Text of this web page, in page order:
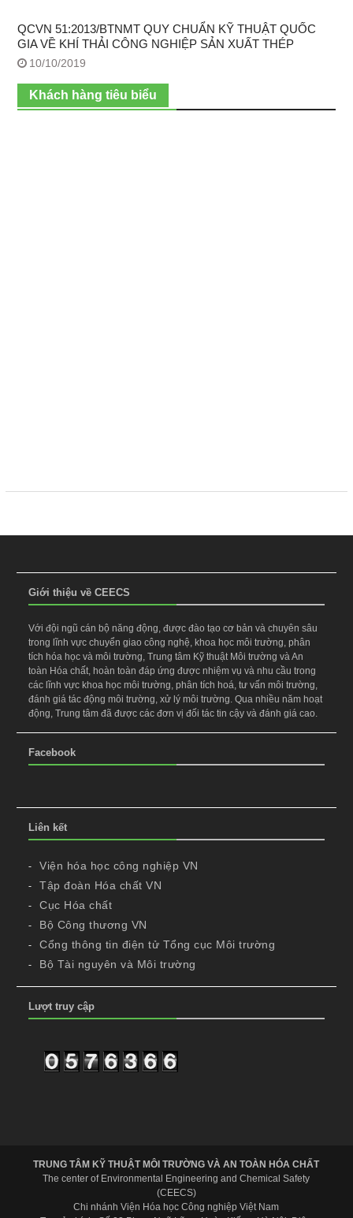
QCVN 51:2013/BTNMT QUY CHUẨN KỸ THUẬT QUỐC
GIA VỀ KHÍ THẢI CÔNG NGHIỆP SẢN XUẤT THÉP
10/10/2019
Khách hàng tiêu biểu
Giới thiệu về CEECS
Với đội ngũ cán bộ năng động, được đào tạo cơ bản và chuyên sâu
trong lĩnh vực chuyển giao công nghệ, khoa học môi trường, phân
tích hóa học và môi trường, Trung tâm Kỹ thuật Môi trường và An
toàn Hóa chất, hoàn toàn đáp ứng được nhiệm vụ và nhu cầu trong
các lĩnh vực khoa học môi trường, phân tích hoá, tư vấn môi trường,
đánh giá tác động môi trường, xử lý môi trường. Qua nhiều năm hoạt
động, Trung tâm đã được các đơn vị đối tác tin cậy và đánh giá cao.
Facebook
Liên kết
Viện hóa học công nghiệp VN
Tập đoàn Hóa chất VN
Cục Hóa chất
Bộ Công thương VN
Cổng thông tin điện tử Tổng cục Môi trường
Bộ Tài nguyên và Môi trường
Lượt truy cập
TRUNG TÂM KỸ THUẬT MÔI TRƯỜNG VÀ AN TOÀN HÓA CHẤT
The center of Environmental Engineering and Chemical Safety
(CEECS)
Chi nhánh Viện Hóa học Công nghiệp Việt Nam